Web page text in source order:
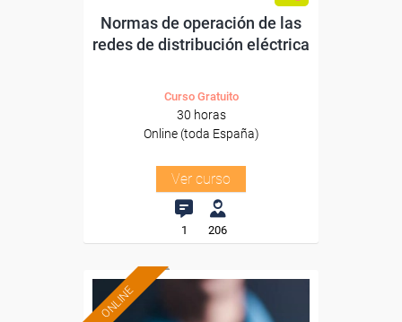
Normas de operación de las
redes de distribución eléctrica
Curso Gratuito
30 horas
Online (toda España)
Ver curso
1 206
ONLINE